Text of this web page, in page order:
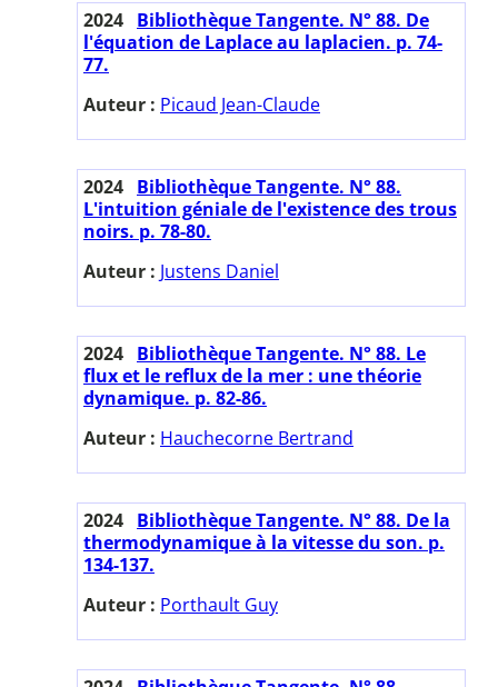
2024 Bibliothèque Tangente. N° 88. De
l'équation de Laplace au laplacien. p. 74-
77.
Auteur : Picaud Jean-Claude
2024 Bibliothèque Tangente. N° 88.
L'intuition géniale de l'existence des trous
noirs. p. 78-80.
Auteur : Justens Daniel
2024 Bibliothèque Tangente. N° 88. Le
flux et le reflux de la mer : une théorie
dynamique. p. 82-86.
Auteur : Hauchecorne Bertrand
2024 Bibliothèque Tangente. N° 88. De la
thermodynamique à la vitesse du son. p.
134-137.
Auteur : Porthault Guy